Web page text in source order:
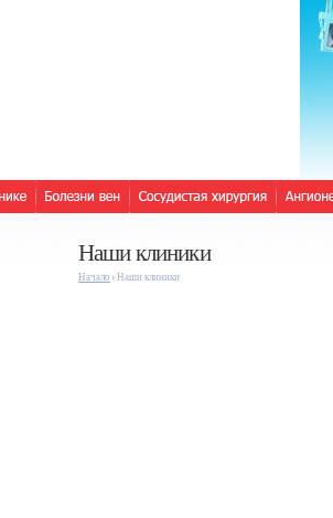
Наши клиники
Начало Наши клиники